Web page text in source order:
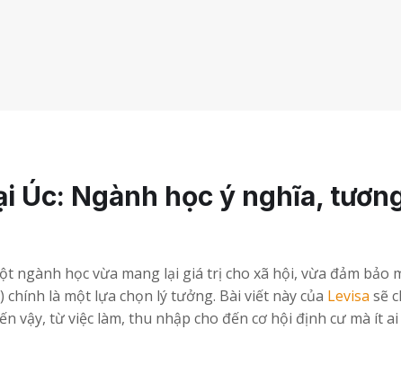
Úc: Ngành học ý nghĩa,
ngành học vừa mang lại giá trị cho xã hội, vừa đảm bảo
là một lựa chọn lý tưởng. Bài viết này của Levisa sẽ
vậy, từ việc làm, thu nhập cho đến cơ hội định cư mà ít ai